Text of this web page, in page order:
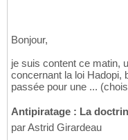
Bonjour,
je suis content ce matin,
concernant la loi Hadopi,
passée pour une ...
Antipiratage : La
par Astrid Girardeau